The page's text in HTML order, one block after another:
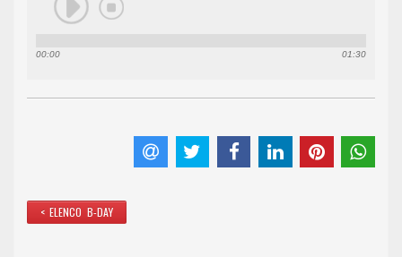
00:00 01:30
< ELENCO B-DAY